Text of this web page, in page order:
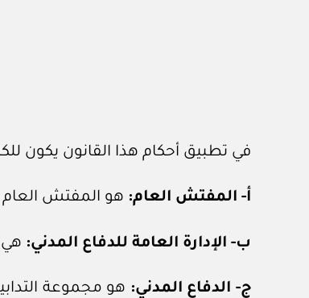
في تطبيق أحكام هذا القانون يكون
أ- المفتش العام: هو المفتش
ب- الإدارة العامة للدفاع المدني: هي
ج- الدفاع المدني: هو مجموعة